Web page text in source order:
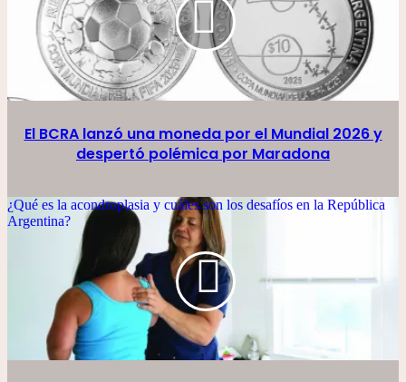
El BCRA lanzó una moneda por el Mundial 2026 y
despertó polémica por Maradona
¿Qué es la acondroplasia y cuáles son los desafíos en la República
Argentina?